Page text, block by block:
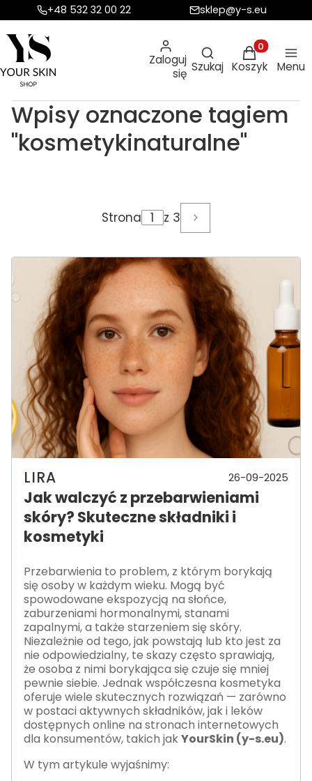
+48 532 32 00 22 sklep@y-s.eu
Zaloguj
się
Otwórz
Szukaj
Produkty w
Koszyk Menu
Wpisy oznaczone tagiem
"kosmetykinaturalne"
Strona z 3 Następne wpisy
LIRA 26-09-2025
Jak walczyć z przebarwieniami
skóry? Skuteczne składniki i
kosmetyki
Przebarwienia to problem, z którym borykają
się osoby w każdym wieku. Mogą być
spowodowane ekspozycją na słońce,
zaburzeniami hormonalnymi, stanami
zapalnymi, a także starzeniem się skóry.
Niezależnie od tego, jak powstają lub kto jest za
nie odpowiedzialny, te skazy często sprawiają,
że osoba z nimi borykająca się czuje się mniej
pewnie siebie. Jednak współczesna kosmetyka
oferuje wiele skutecznych rozwiązań — zarówno
w postaci aktywnych składników, jak i leków
dostępnych online na stronach internetowych
dla konsumentów, takich jakYourSkin (y-s.eu).
W tym artykule wyjaśnimy: